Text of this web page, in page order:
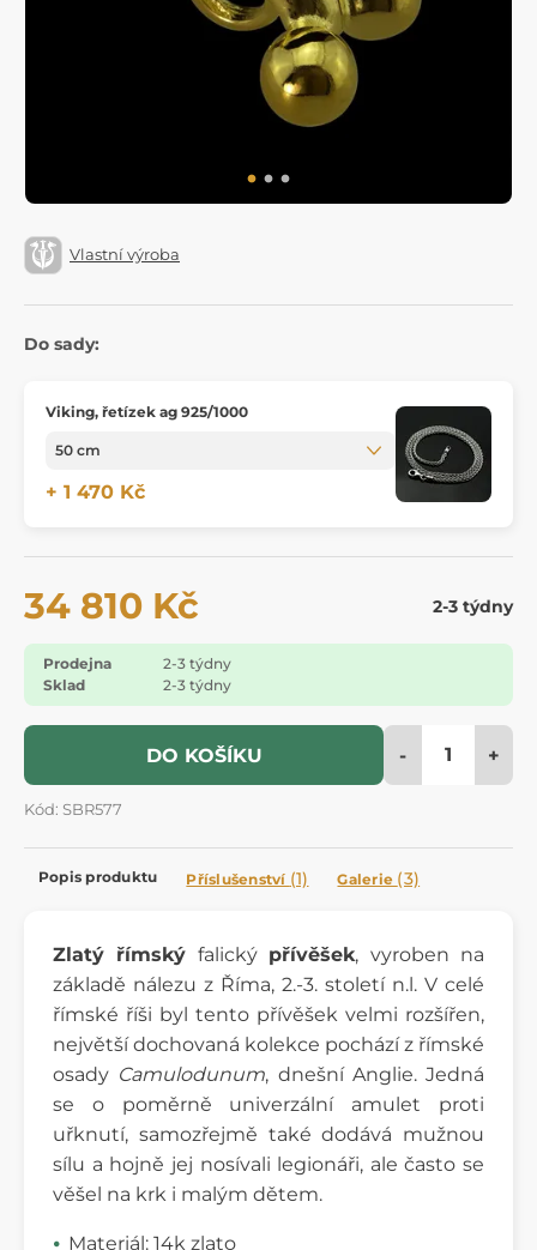
Vlastní výroba
Do sady:
Viking, řetízek ag 925/1000
+ 1 470 Kč
34 810 Kč 2-3 týdny
Prodejna
2-3 týdny
Sklad
2-3 týdny
DO KOŠÍKU - +
Kód: SBR577
Popis produktu Příslušenství (1) Galerie (3)
Zlatý římský falický přívěšek, vyroben na
základě nálezu z Říma, 2.-3. století n.l. V celé
římské říši byl tento přívěšek velmi rozšířen,
největší dochovaná kolekce pochází z římské
osady Camulodunum, dnešní Anglie. Jedná
se o poměrně univerzální amulet proti
uřknutí, samozřejmě také dodává mužnou
sílu a hojně jej nosívali legionáři, ale často se
věšel na krk i malým dětem.
Materiál: 14k zlato